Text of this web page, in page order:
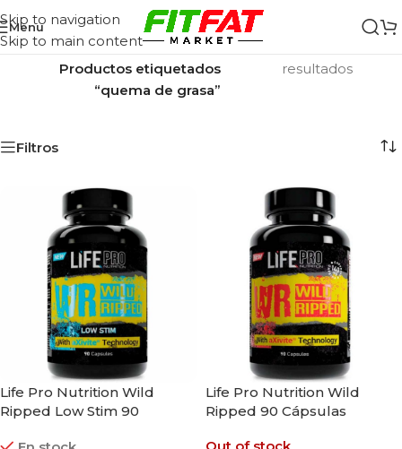
Skip to navigation
Skip to main content
Menu
Inicio/
Productos etiquetados
“quema de grasa”
resultados
Filtros
Life Pro Nutrition Wild
Ripped Low Stim 90
Life Pro Nutrition Wild
Ripped 90 Cápsulas